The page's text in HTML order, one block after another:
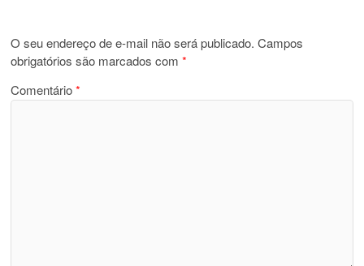
O seu endereço de e-mail não será publicado. Campos
obrigatórios são marcados com*
Comentário*